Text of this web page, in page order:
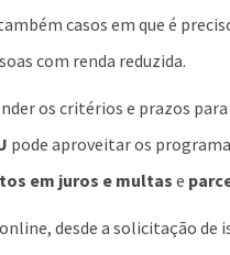
casos em que é
com renda reduzida.
os critérios e prazos
pode aproveitar os
em juros e multase
desde a solicitação de